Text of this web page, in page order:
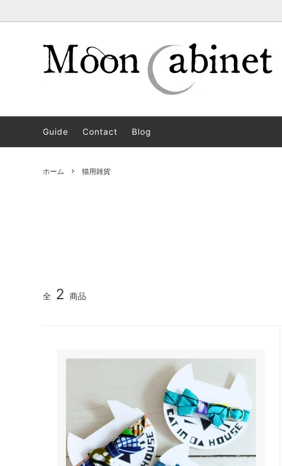
Guide
Contact Blog
ホーム 猫用雑貨
全 2 商品